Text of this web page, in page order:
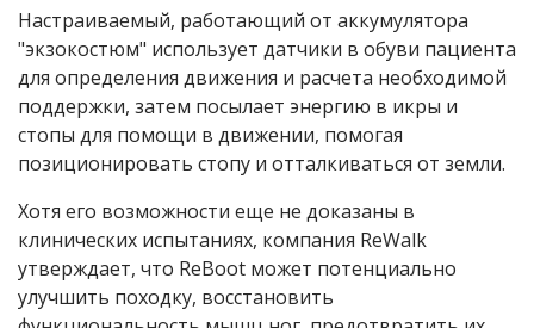
Настраиваемый, работающий от аккумулятора
"экзокостюм" использует датчики в обуви пациента
для определения движения и расчета необходимой
поддержки, затем посылает энергию в икры и
стопы для помощи в движении, помогая
позиционировать стопу и отталкиваться от земли.
Хотя его возможности еще не доказаны в
клинических испытаниях, компания ReWalk
утверждает, что ReBoot может потенциально
улучшить походку, восстановить